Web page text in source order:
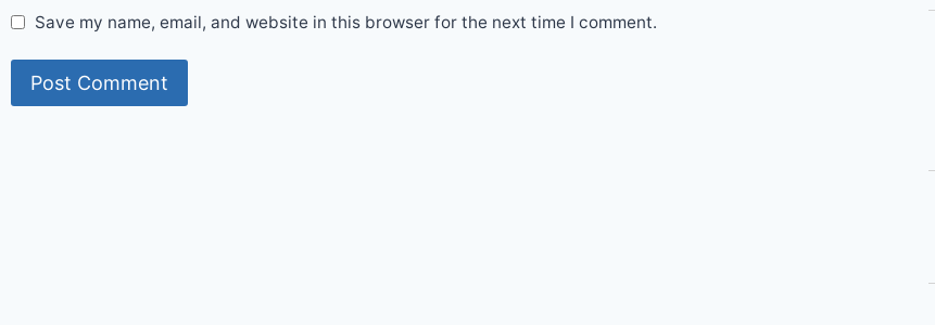
Save my name, email, and website in this browser for the next time I comment.